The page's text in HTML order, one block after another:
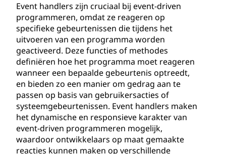
Event handlers zijn cruciaal bij event-driven
programmeren, omdat ze reageren op
specifieke gebeurtenissen die tijdens het
uitvoeren van een programma worden
geactiveerd. Deze functies of methodes
definiëren hoe het programma moet reageren
wanneer een bepaalde gebeurtenis optreedt,
en bieden zo een manier om gedrag aan te
passen op basis van gebruikersacties of
systeemgebeurtenissen. Event handlers maken
het dynamische en responsieve karakter van
event-driven programmeren mogelijk,
waardoor ontwikkelaars op maat gemaakte
reacties kunnen maken op verschillende